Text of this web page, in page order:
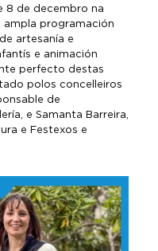
8 de decembro na
ampla programación
artesanía e
e animación
perfecto destas
polos concelleiros
de
e Samanta Barreira,
e Festexos e